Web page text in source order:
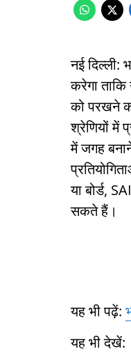
नई
करेगा
को परखने
श्रेणियों में
में जगह
या बोर्ड,
सकते हैं।
यह भी पढ़ें:
यह भी देखें: